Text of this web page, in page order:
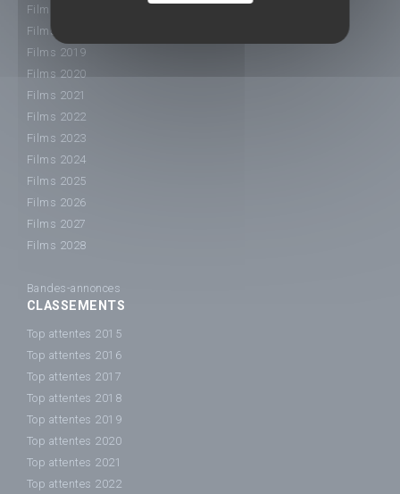
Films 2017
Films 2018
Films 2019
Films 2020
Films 2021
Films 2022
Films 2023
Films 2024
Films 2025
Films 2026
Films 2027
Films 2028
Bandes-annonces
CLASSEMENTS
Top attentes 2015
Top attentes 2016
Top attentes 2017
Top attentes 2018
Top attentes 2019
Top attentes 2020
Top attentes 2021
Top attentes 2022